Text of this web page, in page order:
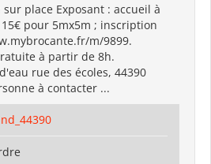
place Exposant : accueil à
pour 5mx5m ; inscription
m/9899.
à partir de 8h.
rue des écoles, 44390
à contacter ...